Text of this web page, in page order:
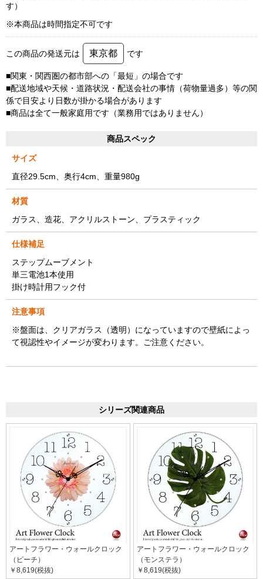
す）
※本商品は時間指定不可です
この商品の発送元は 東京都 です
■関東・関西圏の都市部への「最短」の場合です
■配送地域や天候・道路状況・配送会社の事情（荷物量過多）等の関
係で目安より日数が掛かる場合があります
■商品は全て一般家庭用です（業務用ではありません）
商品スペック
サイズ
直径29.5cm、奥行4cm、重量980g
材質
ガラス、造花、アクリルストーン、プラスティック
仕様補足
ステップムーブメント
単三電池1本使用
掛け時計用フック付
注意事項
※盤面は、クリアガラス（透明）になっていますので壁紙によっ
て視認性やイメージが変わります。ご注意ください。
シリーズ関連商品
アートフラワー・ウォールクロック
（ピーチ）
￥8,619(税抜)
アートフラワー・ウォールクロック
（モンステラ）
￥8,619(税抜)